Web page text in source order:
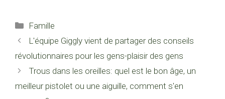
Catégories
Famille
L'équipe Giggly vient de partager des conseils
révolutionnaires pour les gens-plaisir des gens
Trous dans les oreilles: quel est le bon âge, un
meilleur pistolet ou une aiguille, comment s'en